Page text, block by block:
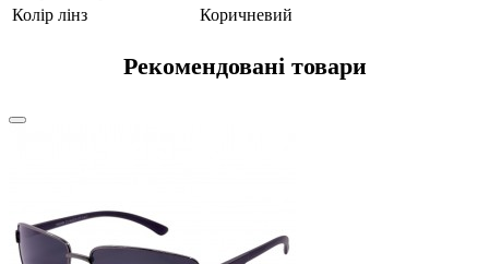
Колір лінз
Коричневий
Рекомендовані товари